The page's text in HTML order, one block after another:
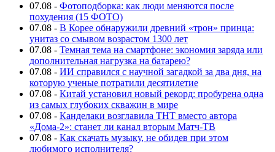
07.08 - Фотоподборка: как люди меняются после
похудения (15 ФОТО)
07.08 - В Корее обнаружили древний «трон» принца:
унитаз со смывом возрастом 1300 лет
07.08 - Темная тема на смартфоне: экономия заряда или
дополнительная нагрузка на батарею?
07.08 - ИИ справился с научной загадкой за два дня, на
которую ученые потратили десятилетие
07.08 - Китай установил новый рекорд: пробурена одна
из самых глубоких скважин в мире
07.08 - Канделаки возглавила ТНТ вместо автора
«Дома-2»: станет ли канал вторым Матч-ТВ
07.08 - Как скачать музыку, не обидев при этом
любимого исполнителя?